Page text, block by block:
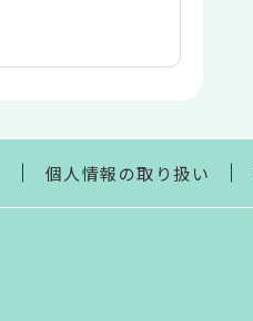
個人情報の取り扱い